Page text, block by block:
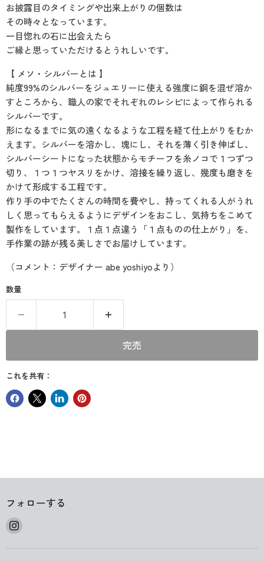
お披露目のタイミングや出来上がりの個数は
その時々となっています。
一目惚れの石に出会えたら
ご縁と思っていただけるとうれしいです。
【 メソ・シルバーとは 】
純度99%のシルバーをジュエリーに使える強度に銅を混ぜ溶か
すところから、職人の家でそれぞれのレシピによって作られる
シルバーです。
形になるまでに気の遠くなるような工程を経て仕上がりをむか
えます。シルバーを溶かし、塊にし、それを薄く引き伸ばし、
シルバーシートになった状態からモチーフを糸ノコで１つずつ
切り、１つ１つヤスリをかけ、溶接を繰り返し、幾度も磨きを
かけて形成する工程です。
作り手の中でたくさんの時間を費やし、持ってくれる人がうれ
しく思ってもらえるようにデザインをおこし、気持ちをこめて
製作をしています。１点１点違う「１点ものの仕上がり」を、
手作業の跡が残る美しさでお届けしています。
（コメント：デザイナー abe yoshiyoより）
数量
完売
これを共有：
フォローする
Instagram
見